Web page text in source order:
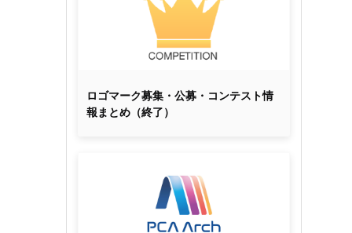
ロゴマーク募集・公募・コンテスト情
報まとめ（終了）